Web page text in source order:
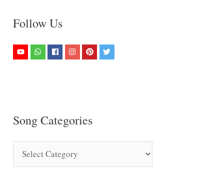
Follow Us
Song Categories
o